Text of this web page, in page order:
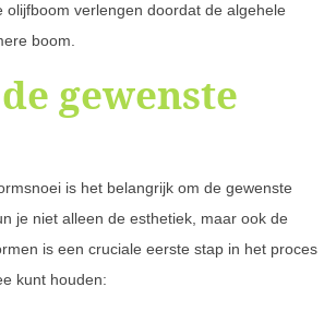
verlengen doordat de algehele
boom.
gewenste
is het belangrijk om de gewenste
je niet alleen de esthetiek, maar ook de
is een cruciale eerste stap in het proces
kunt houden: